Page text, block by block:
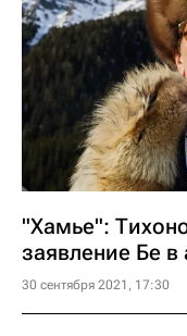
"Хамье":
заявление Бе
30 сентября 2021, 17:30